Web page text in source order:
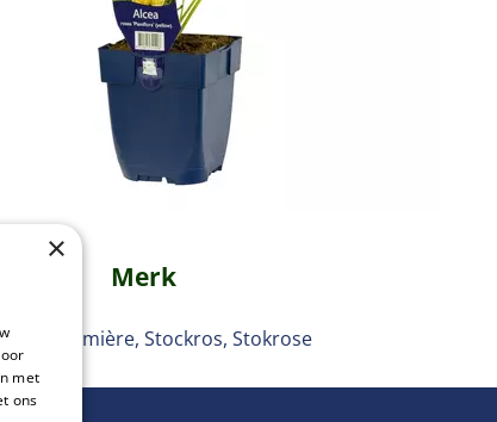
Merk
trémière, Stockros, Stokrose
×
met
ons